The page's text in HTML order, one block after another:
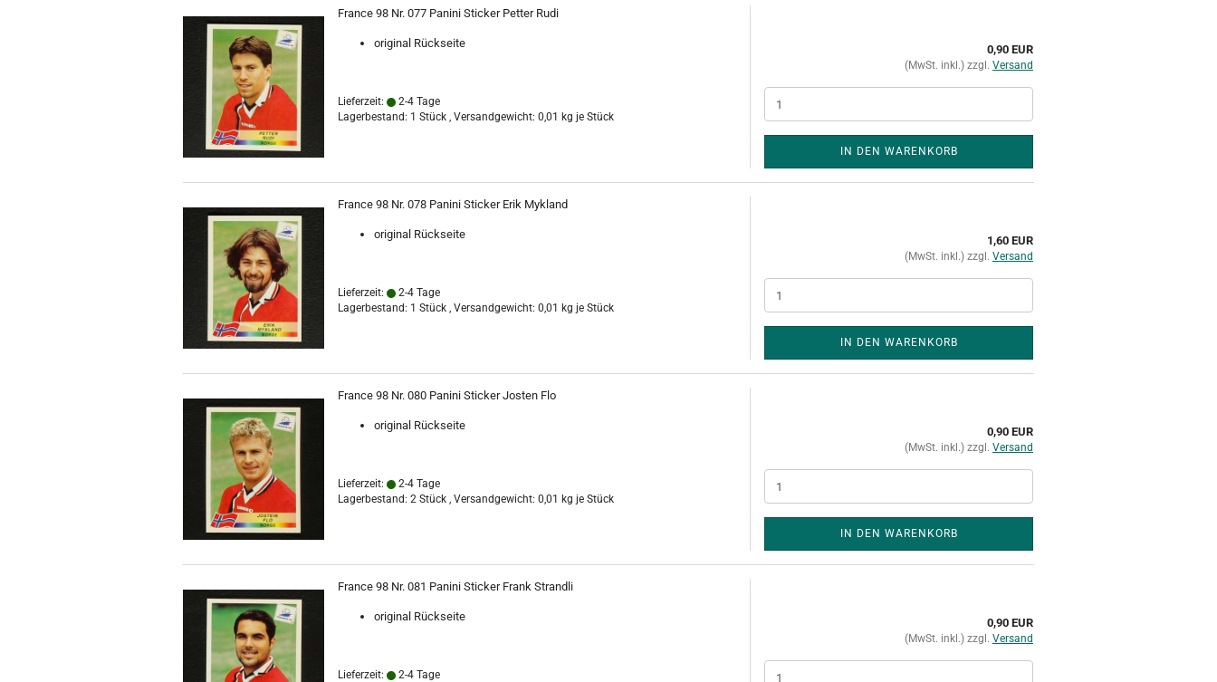
France 98 Nr. 077 Panini Sticker Petter Rudi
original Rückseite
Lieferzeit:
2-4 Tage
Lagerbestand: 1 Stück , Versandgewicht: 0,01 kg je Stück
0,90 EUR
(MwSt. inkl.) zzgl. Versand
IN DEN WARENKORB
France 98 Nr. 078 Panini Sticker Erik Mykland
original Rückseite
Lieferzeit:
2-4 Tage
Lagerbestand: 1 Stück , Versandgewicht: 0,01 kg je Stück
1,60 EUR
(MwSt. inkl.) zzgl. Versand
IN DEN WARENKORB
France 98 Nr. 080 Panini Sticker Josten Flo
original Rückseite
Lieferzeit:
2-4 Tage
Lagerbestand: 2 Stück , Versandgewicht: 0,01 kg je Stück
0,90 EUR
(MwSt. inkl.) zzgl. Versand
IN DEN WARENKORB
France 98 Nr. 081 Panini Sticker Frank Strandli
original Rückseite
Lieferzeit:
2-4 Tage
0,90 EUR
(MwSt. inkl.) zzgl. Versand